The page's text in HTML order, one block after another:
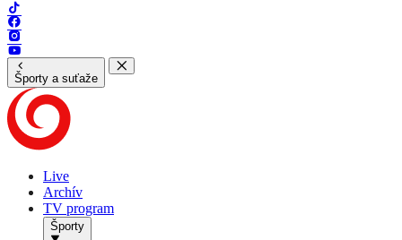
Športy a suťaže
Live
Archív
TV program
Športy